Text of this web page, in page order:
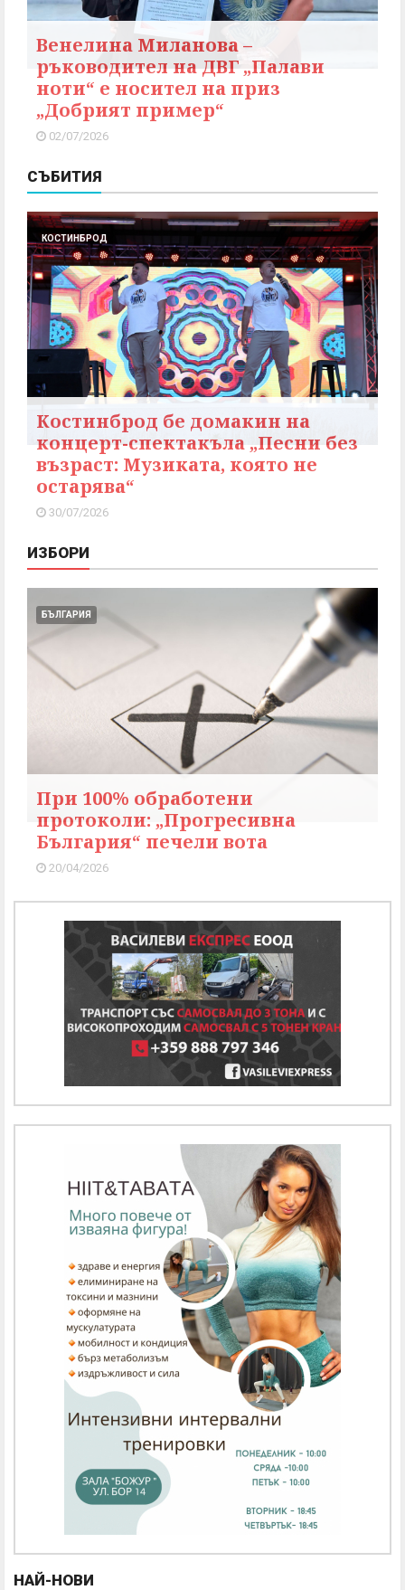
Венелина Миланова –
ръководител на ДВГ „Палави
ноти“ е носител на приз
„Добрият пример“
02/07/2026
СЪБИТИЯ
КОСТИНБРОД
Костинброд бе домакин на
концерт-спектакъла „Песни без
възраст: Музиката, която не
остарява“
30/07/2026
ИЗБОРИ
БЪЛГАРИЯ
При 100% обработени
протоколи: „Прогресивна
България“ печели вота
20/04/2026
НАЙ-НОВИ